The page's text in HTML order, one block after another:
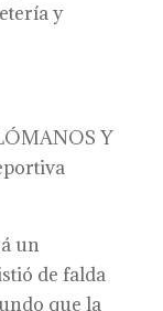
y
Y
un
de falda
que la